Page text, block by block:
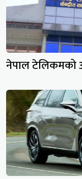
नेपाल टेलिकमको